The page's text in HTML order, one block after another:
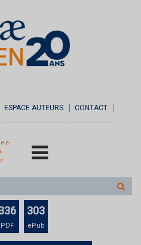
ESPACE AUTEURS CONTACT
sur
le
PDF
303
ePub